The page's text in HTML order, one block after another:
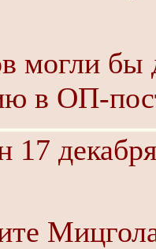
могли бы
в ОП-
17